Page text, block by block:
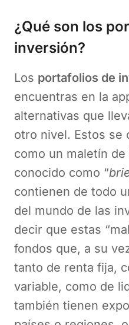
¿Qué son los
inversión?
Los portafolios de
encuentras en la
alternativas que
otro nivel. Estos se
como un maletín
conocido como “
contienen de todo
del mundo de las
decir que estas
fondos que, a su
tanto de renta fija,
variable, como de
también tienen